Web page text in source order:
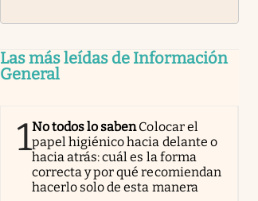
Las más leídas de Información
General
1No todos lo sabenColocar el
papel higiénico hacia delante o
hacia atrás: cuál es la forma
correcta y por qué recomiendan
hacerlo solo de esta manera